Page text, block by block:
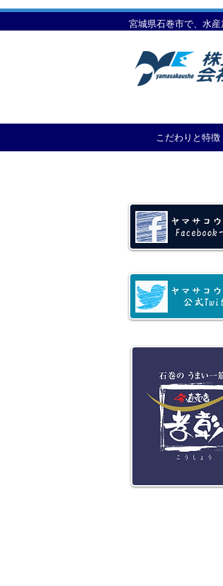
宮城県石巻市で、水
こだわりと特徴